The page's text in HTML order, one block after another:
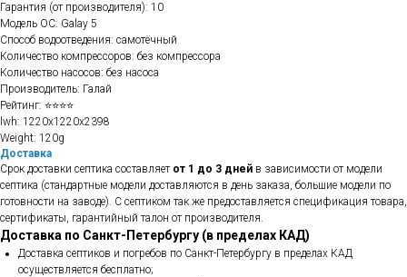
Гарантия (от производителя): 10
Модель ОС: Galay 5
Способ водоотведения: самотёчный
Количество компрессоров: без компрессора
Количество насосов: без насоса
Производитель: Галай
Рейтинг: ⭐⭐⭐⭐
lwh: 1220x1220x2398
Weight: 120g
Доставка
Срок доставки септика составляет от 1 до 3 дней в зависимости от модели
септика (стандартные модели доставляются в день заказа, большие модели по
готовности на заводе). С септиком так же предоставляется спецификация товара,
сертификаты, гарантийный талон от производителя.
Доставка по Санкт-Петербургу (в пределах КАД)
Доставка септиков и погребов по Санкт-Петербургу в пределах КАД
осуществляется бесплатно;